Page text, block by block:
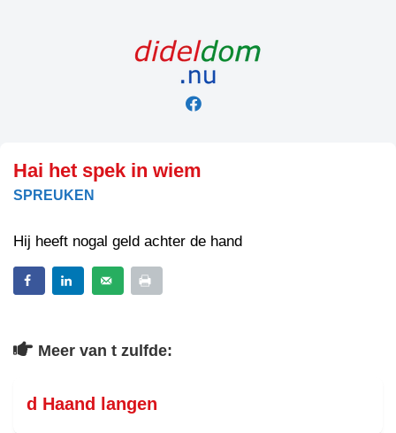
Hai het spek in wiem
SPREUKEN
Hij heeft nogal geld achter de hand
Meer van t zulfde:
d Haand langen